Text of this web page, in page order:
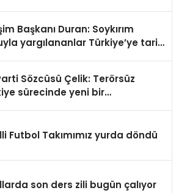
Başkanı Duran: Soykırım
yargılananlar Türkiye’ye tarih
Sözcüsü Çelik: Terörsüz
sürecinde yeni bir
Futbol Takımımız yurda döndü
son ders zili bugün çalıyor